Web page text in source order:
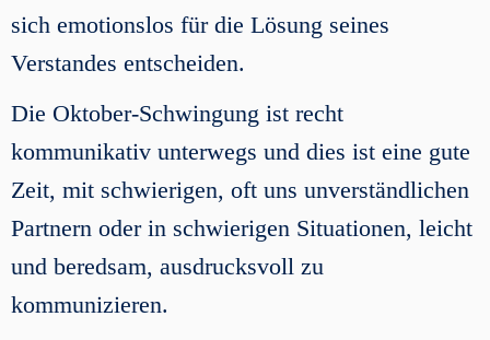
sich emotionslos für die Lösung seines
Verstandes entscheiden.
Die Oktober-Schwingung ist recht
kommunikativ unterwegs und dies ist eine gute
Zeit, mit schwierigen, oft uns unverständlichen
Partnern oder in schwierigen Situationen, leicht
und beredsam, ausdrucksvoll zu
kommunizieren.